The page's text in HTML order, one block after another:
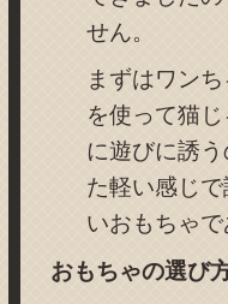
せん。
まずはワン
を使って猫
に遊びに誘
た軽い感じ
いおもちゃ
おもちゃの選び